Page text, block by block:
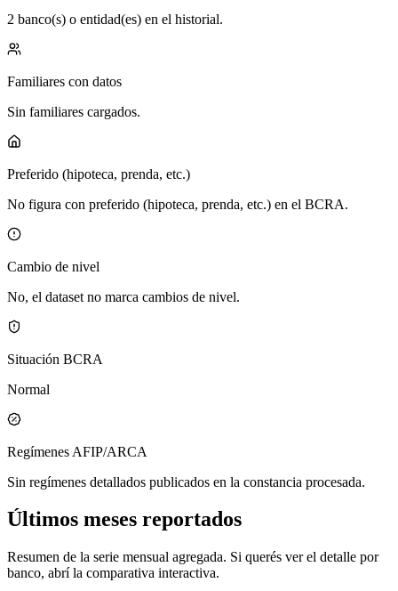
2 banco(s) o entidad(es) en el historial.
Familiares con datos
Sin familiares cargados.
Preferido (hipoteca, prenda, etc.)
No figura con preferido (hipoteca, prenda, etc.) en el BCRA.
Cambio de nivel
No, el dataset no marca cambios de nivel.
Situación BCRA
Normal
Regímenes AFIP/ARCA
Sin regímenes detallados publicados en la constancia procesada.
Últimos meses reportados
Resumen de la serie mensual agregada. Si querés ver el detalle por
banco, abrí la comparativa interactiva.